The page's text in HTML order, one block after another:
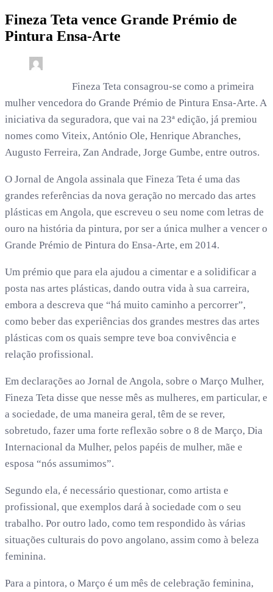
Fineza Teta vence Grande Prémio de
Pintura Ensa-Arte
Fineza Teta consagrou-se como a primeira
mulher vencedora do Grande Prémio de Pintura Ensa-Arte. A
iniciativa da seguradora, que vai na 23ª edição, já premiou
nomes como Viteix, António Ole, Henrique Abranches,
Augusto Ferreira, Zan Andrade, Jorge Gumbe, entre outros.
O Jornal de Angola assinala que Fineza Teta é uma das
grandes referências da nova geração no mercado das artes
plásticas em Angola, que escreveu o seu nome com letras de
ouro na história da pintura, por ser a única mulher a vencer o
Grande Prémio de Pintura do Ensa-Arte, em 2014.
Um prémio que para ela ajudou a cimentar e a solidificar a
posta nas artes plásticas, dando outra vida à sua carreira,
embora a descreva que “há muito caminho a percorrer”,
como beber das experiências dos grandes mestres das artes
plásticas com os quais sempre teve boa convivência e
relação profissional.
Em declarações ao Jornal de Angola, sobre o Março Mulher,
Fineza Teta disse que nesse mês as mulheres, em particular, e
a sociedade, de uma maneira geral, têm de se rever,
sobretudo, fazer uma forte reflexão sobre o 8 de Março, Dia
Internacional da Mulher, pelos papéis de mulher, mãe e
esposa “nós assumimos”.
Segundo ela, é necessário questionar, como artista e
profissional, que exemplos dará à sociedade com o seu
trabalho. Por outro lado, como tem respondido às várias
situações culturais do povo angolano, assim como à beleza
feminina.
Para a pintora, o Março é um mês de celebração feminina,